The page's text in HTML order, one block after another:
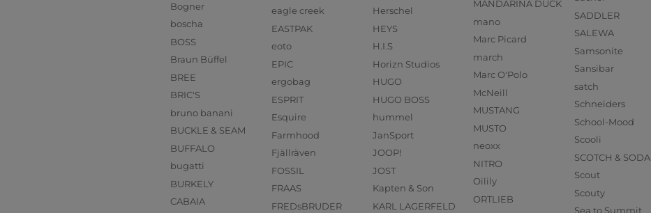
Bogner
boscha
BOSS
Braun Büffel
BREE
BRIC'S
bruno banani
BUCKLE & SEAM
BUFFALO
bugatti
BURKELY
CABAIA
eagle creek
EASTPAK
eoto
EPIC
ergobag
ESPRIT
Esquire
Farmhood
Fjällräven
FOSSIL
FRAAS
FREDsBRUDER
Herschel
HEYS
H.I.S
Horizn Studios
HUGO
HUGO BOSS
hummel
JanSport
JOOP!
JOST
Kapten & Son
KARL LAGERFELD
MANDARINA DUCK
mano
Marc Picard
march
Marc O'Polo
McNeill
MUSTANG
MUSTO
neoxx
NITRO
Oilily
ORTLIEB
SADDLER
SALEWA
Samsonite
Sansibar
satch
Schneiders
School-Mood
Scooli
SCOTCH & SODA
Scout
Scouty
Sea to Summit